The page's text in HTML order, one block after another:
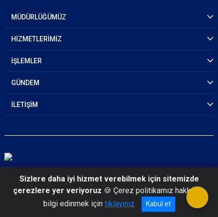
MÜDÜRLÜĞÜMÜZ
HİZMETLERİMİZ
İŞLEMLER
GÜNDEM
İLETİŞİM
© 2026 Gümüşhane Emniyet Müdürlüğü
Sizlere daha iyi hizmet verebilmek için sitemizde
çerezlere yer veriyoruz 🍪 Çerez politikamız hakkında
bilgi edinmek için tıklayınız Kabul et